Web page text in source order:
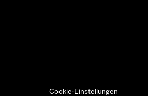
Cookie-Einstellungen